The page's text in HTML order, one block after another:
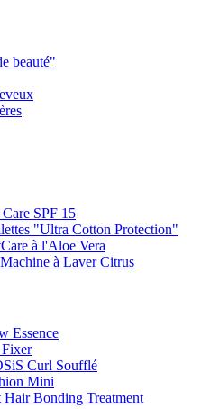
beauté"
SPF 15
"Ultra Cotton Protection"
à l'Aloe Vera
à Laver Citrus
Essence
Curl Soufflé
Mini
Bonding Treatment